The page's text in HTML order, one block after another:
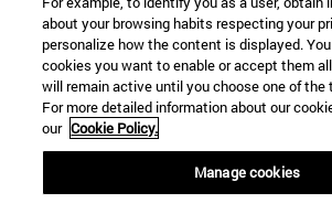
about your browsing habits respecting your
personalize how the content is displayed.
cookies you want to enable or accept them
will remain active until you choose one of the
For more detailed information about our
our Cookie Policy.
Manage cookies